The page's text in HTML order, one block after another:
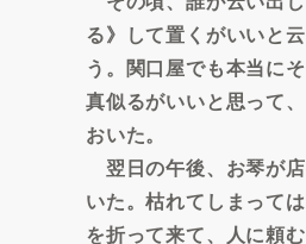
る》して置くがいいと
う。関口屋でも本当に
真似るがいいと思って
おいた。
翌日の午後、お琴が
いた。枯れてしまって
を折って来て、人に頼